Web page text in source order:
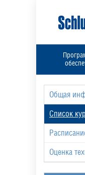
Общая
Список
Оценка